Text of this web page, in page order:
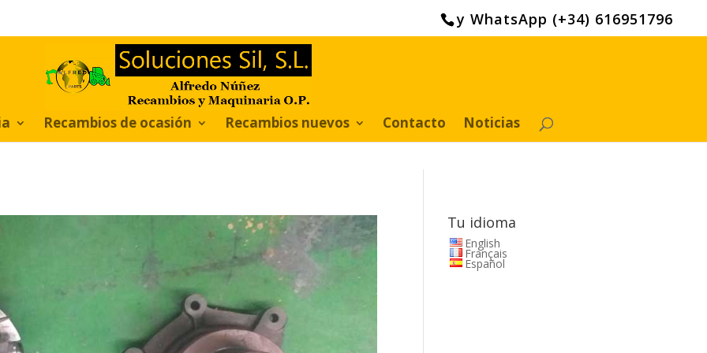
y WhatsApp (+34) 616951796
Recambios de ocasión Recambios nuevos Contacto Noticias
Tu idioma
English
Français
Español